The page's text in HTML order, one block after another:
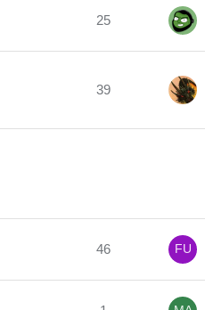
25
39
46